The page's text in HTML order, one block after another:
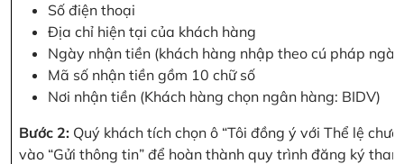
Số điện thoại
Địa chỉ hiện tại của khách hàng
Ngày nhận tiền (khách hàng nhập theo cú pháp
Mã số nhận tiền gồm 10 chữ số
Nơi nhận tiền (Khách hàng chọn ngân hàng: BIDV)
Bước 2: Quý khách tích chọn ô “Tôi đồng ý với Thể lệ
vào “Gửi thông tin” để hoàn thành quy trình đăng ký